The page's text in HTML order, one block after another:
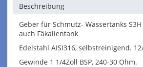
Beschreibung
Geber für Schmutz- Wassertanks S3H
auch Fäkalientank
Edelstahl AISI316, selbstreinigend.
Gewinde 1 1/4Zoll BSP, 240-30 Ohm.